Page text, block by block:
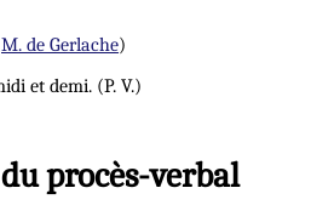
M. de Gerlache)
et demi. (P. V.)
procès-verbal